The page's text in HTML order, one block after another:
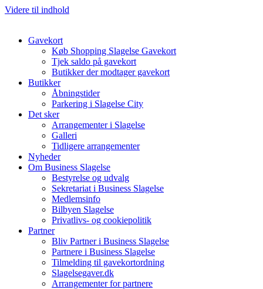
Videre til indhold
Gavekort
Køb Shopping Slagelse Gavekort
Tjek saldo på gavekort
Butikker der modtager gavekort
Butikker
Åbningstider
Parkering i Slagelse City
Det sker
Arrangementer i Slagelse
Galleri
Tidligere arrangementer
Nyheder
Om Business Slagelse
Bestyrelse og udvalg
Sekretariat i Business Slagelse
Medlemsinfo
Bilbyen Slagelse
Privatlivs- og cookiepolitik
Partner
Bliv Partner i Business Slagelse
Partnere i Business Slagelse
Tilmelding til gavekortordning
Slagelsegaver.dk
Arrangementer for partnere